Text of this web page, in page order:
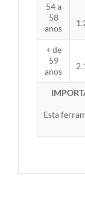
54 a
58
anos
+ de
59
anos
Esta